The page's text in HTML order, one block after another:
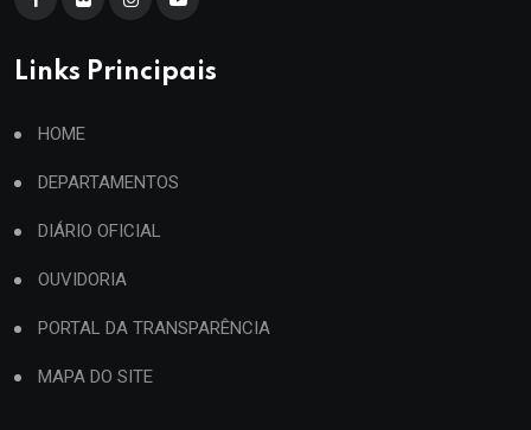
Links Principais
HOME
DEPARTAMENTOS
DIÁRIO OFICIAL
OUVIDORIA
PORTAL DA TRANSPARÊNCIA
MAPA DO SITE